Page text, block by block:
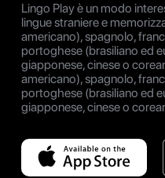
Lingo Play è un modo
lingue straniere e
americano), spagnolo,
portoghese (brasiliano ed
giapponese, cinese o
americano), spagnolo,
portoghese (brasiliano ed
giapponese, cinese o